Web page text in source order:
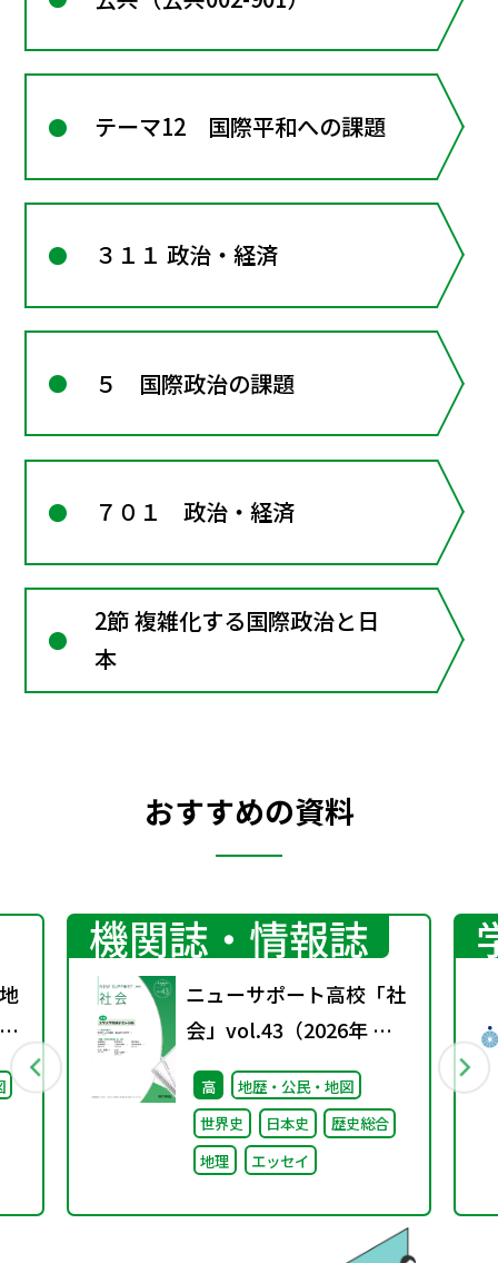
テーマ12 国際平和への課題
３１１ 政治・経済
５ 国際政治の課題
７０１ 政治・経済
2節 複雑化する国際政治と日
本
おすすめの資料
機関誌・情報誌
ニューサポート高校「社
会」vol.43（2026年 春
号）
高
地歴・公民・地図
世界史
日本史
歴史総合
地理
エッセイ